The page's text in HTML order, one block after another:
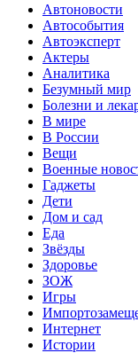
Автоновости
Автособытия
Автоэксперт
Актеры
Аналитика
Безумный мир
Болезни и
В мире
В России
Вещи
Военные
Гаджеты
Дети
Дом и сад
Еда
Звёзды
Здоровье
ЗОЖ
Игры
Интернет
Истории